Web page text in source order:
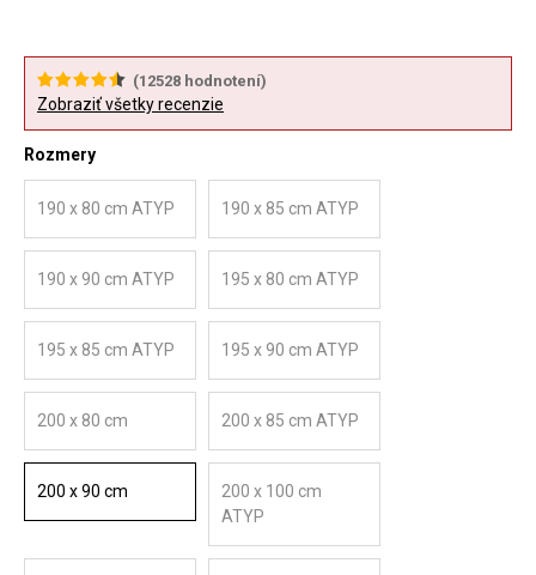
(12528 hodnotení)
Zobraziť všetky recenzie
Rozmery
190 x 80 cm ATYP 190 x 85 cm ATYP
190 x 90 cm ATYP 195 x 80 cm ATYP
195 x 85 cm ATYP 195 x 90 cm ATYP
200 x 80 cm 200 x 85 cm ATYP
200 x 90 cm
200 x 100 cm
ATYP